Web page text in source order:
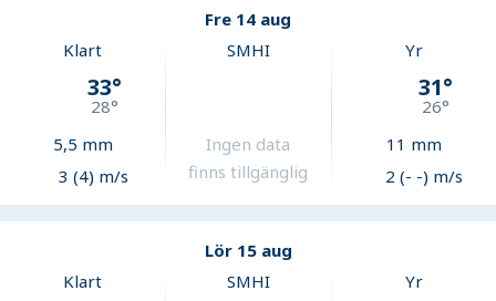
Fre 14 aug
Klart
33°
28°
5,5 mm
3 (4) m/s
SMHI
Ingen data
finns tillgänglig
Yr
31°
26°
11 mm
2 (- -) m/s
Lör 15 aug
Klart
SMHI Yr